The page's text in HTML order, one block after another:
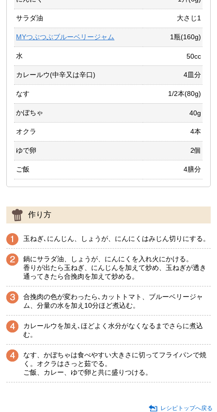
サラダ油 大さじ1
MYつぶつぶブルーベリージャム 1瓶(160g)
水 50cc
カレールウ(中辛又は辛口) 4皿分
なす 1/2本(80g)
かぼちゃ 40g
オクラ 4本
ゆで卵 2個
ご飯 4膳分
作り方
玉ねぎ､にんじん、しょうが、にんにくはみじん切りにする。
鍋にサラダ油、しょうが、にんにくを入れ火にかける。
香りが出たら玉ねぎ、にんじんを加えて炒め、玉ねぎが透き
通ってきたら合挽肉を加えて炒める。
合挽肉の色が変わったら､カットトマト、ブルーベリージャ
ム、分量の水を加え10分ほど煮込む。
カレールウを加え､ほどよく水分がなくなるまでさらに煮込
む。
なす、かぼちゃは食べやすい大きさに切ってフライパンで焼
く。オクラはさっと茹でる。
ご飯、カレー、ゆで卵と共に盛りつける。
レシピトップへ戻る